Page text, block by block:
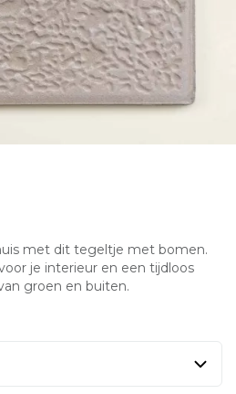
met dit tegeltje met bomen.
je interieur en een tijdloos
groen en buiten.